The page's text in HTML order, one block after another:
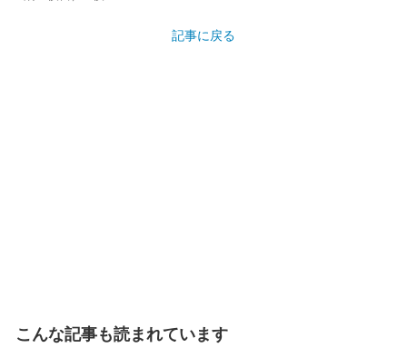
記事に戻る
こんな記事も読まれています